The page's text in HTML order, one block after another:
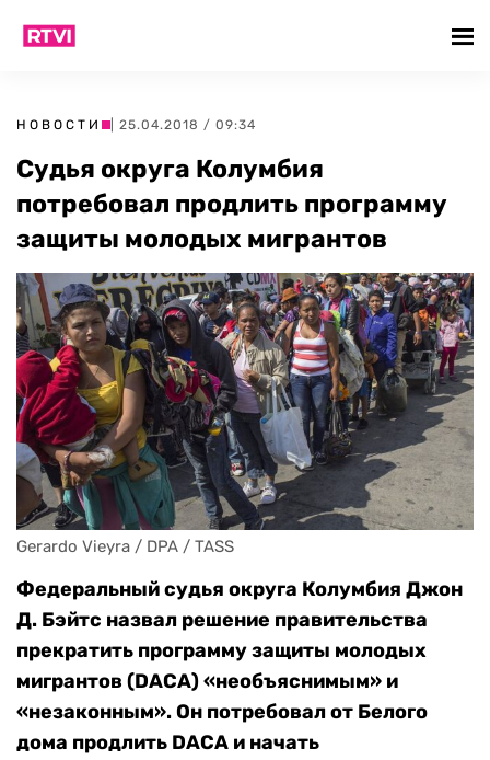
НОВОСТИ | 25.04.2018 / 09:34
Судья округа Колумбия
потребовал продлить программу
защиты молодых мигрантов
Gerardo Vieyra / DPA / TASS
Федеральный судья округа Колумбия Джон
Д. Бэйтс назвал решение правительства
прекратить программу защиты молодых
мигрантов (DACA) «необъяснимым» и
«незаконным». Он потребовал от Белого
дома продлить DACA и начать